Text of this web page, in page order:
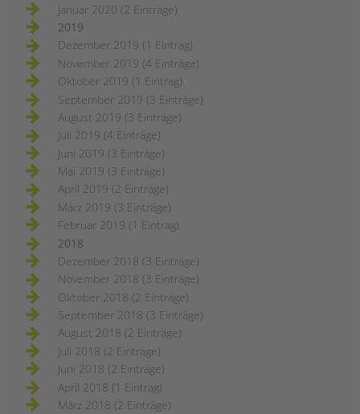
Januar 2020 (2 Einträge)
2019
Dezember 2019 (1 Eintrag)
November 2019 (4 Einträge)
Oktober 2019 (1 Eintrag)
September 2019 (3 Einträge)
August 2019 (3 Einträge)
Juli 2019 (4 Einträge)
Juni 2019 (3 Einträge)
Mai 2019 (3 Einträge)
April 2019 (2 Einträge)
März 2019 (3 Einträge)
Februar 2019 (1 Eintrag)
2018
Dezember 2018 (3 Einträge)
November 2018 (3 Einträge)
Oktober 2018 (2 Einträge)
September 2018 (3 Einträge)
August 2018 (2 Einträge)
Juli 2018 (2 Einträge)
Juni 2018 (2 Einträge)
April 2018 (1 Eintrag)
März 2018 (2 Einträge)